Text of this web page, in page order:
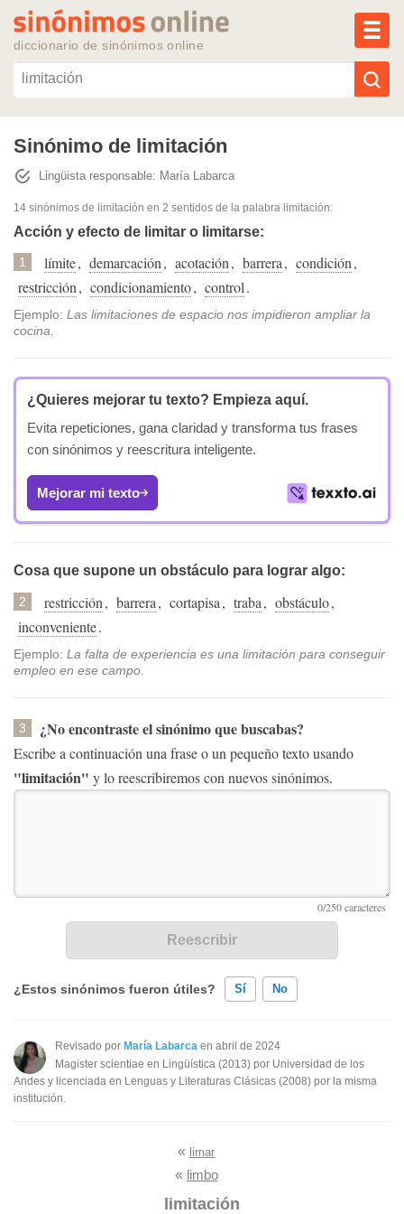
diccionario de sinónimos online
Reescribir texto con IA
Sinónimos populares
Temas populares
Temas recientes
Sinónimo de limitación
Lingüista responsable: María Labarca
14 sinónimos de limitación en 2 sentidos de la palabra limitación:
Acción y efecto de limitar o limitarse:
1 límite, demarcación, acotación, barrera, condición,
restricción, condicionamiento, control.
Ejemplo: Las limitaciones de espacio nos impidieron ampliar la
cocina.
¿Quieres mejorar tu texto? Empieza aquí.
Evita repeticiones, gana claridad y transforma tus frases
con sinónimos y reescritura inteligente.
Mejorar mi texto
Cosa que supone un obstáculo para lograr algo:
2 restricción, barrera, cortapisa, traba, obstáculo,
inconveniente.
Ejemplo: La falta de experiencia es una limitación para conseguir
empleo en ese campo.
3 ¿No encontraste el sinónimo que buscabas?
Escribe a continuación una frase o un pequeño texto usando
"limitación" y lo reescribiremos con nuevos sinónimos.
¿Estos sinónimos fueron útiles? Sí No
Existen sinónimos incorrectos
Ninguno de los sinónimos presentados me ayudó
Revisado por María Labarca en abril de 2024
Magister scientiae en Lingüística (2013) por Universidad de los
Andes y licenciada en Lenguas y Literaturas Clásicas (2008) por la misma
institución.
« limar
« limbo
limitación